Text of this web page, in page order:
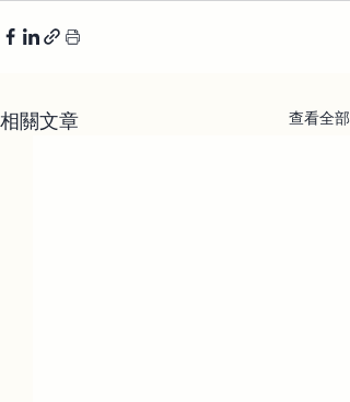
相關文章 查看全部